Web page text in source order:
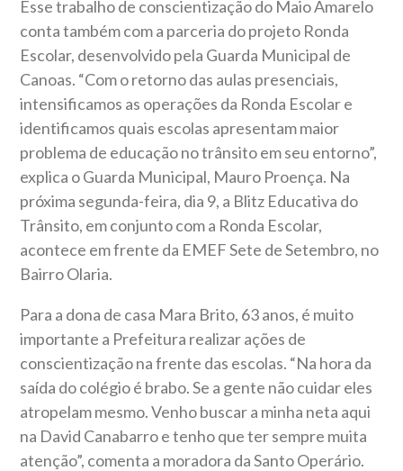
Esse trabalho de conscientização do Maio Amarelo
conta também com a parceria do projeto Ronda
Escolar, desenvolvido pela Guarda Municipal de
Canoas. “Com o retorno das aulas presenciais,
intensificamos as operações da Ronda Escolar e
identificamos quais escolas apresentam maior
problema de educação no trânsito em seu entorno”,
explica o Guarda Municipal, Mauro Proença. Na
próxima segunda-feira, dia 9, a Blitz Educativa do
Trânsito, em conjunto com a Ronda Escolar,
acontece em frente da EMEF Sete de Setembro, no
Bairro Olaria.
Para a dona de casa Mara Brito, 63 anos, é muito
importante a Prefeitura realizar ações de
conscientização na frente das escolas. “Na hora da
saída do colégio é brabo. Se a gente não cuidar eles
atropelam mesmo. Venho buscar a minha neta aqui
na David Canabarro e tenho que ter sempre muita
atenção”, comenta a moradora da Santo Operário.